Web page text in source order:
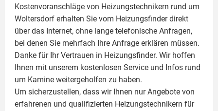
Kostenvoranschläge von Heizungstechnikern rund um
Woltersdorf erhalten Sie vom Heizungsfinder direkt
über das Internet, ohne lange telefonische Anfragen,
bei denen Sie mehrfach Ihre Anfrage erklären müssen.
Danke für Ihr Vertrauen in Heizungsfinder. Wir hoffen
Ihnen mit unserem kostenlosen Service und Infos rund
um Kamine weitergeholfen zu haben.
Um sicherzustellen, dass wir Ihnen nur Angebote von
erfahrenen und qualifizierten Heizungstechnikern für